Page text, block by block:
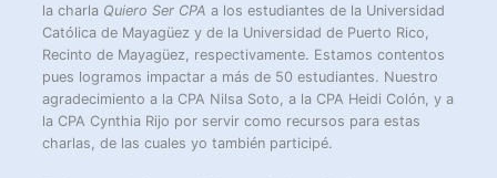
la charla Quiero Ser CPA a los estudiantes de la Universidad
Católica de Mayagüez y de la Universidad de Puerto Rico,
Recinto de Mayagüez, respectivamente. Estamos contentos
pues logramos impactar a más de 50 estudiantes. Nuestro
agradecimiento a la CPA Nilsa Soto, a la CPA Heidi Colón, y a
la CPA Cynthia Rijo por servir como recursos para estas
charlas, de las cuales yo también participé.